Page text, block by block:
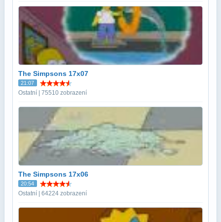
The Simpsons 17x07
21:07
Ostatní | 75510 zobrazení
The Simpsons 17x06
20:54
Ostatní | 64224 zobrazení